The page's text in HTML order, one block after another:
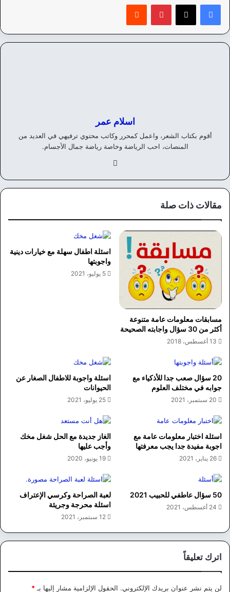
بينتيريست
اسلام عمر
أقوم بكتاب الشعر، واعمل كمحرر وكاتب محتوي ترفيهي في العديد من
المنصات، احب الرياضة وخاصة رياضة جمال الأجسام.
وك
مقالات ذات صلة
مسابقات معلومات عامة متنوعة
أكثر من 30 سؤال واجابته الصحيحة
13 أغسطس، 2018
اسئلة اطفال سهلة مع خيارات دينية
واجوبتها
5 يوليو، 2021
20 سؤال صعب جدا للأذكياء مع
جوابه في مختلف العلوم
20 سبتمبر، 2021
اسئلة واجوبة للاطفال الصغار عن
الحيوانات
25 يوليو، 2021
اسئلة اختبار معلومات عامة مع
اجوبة مفيدة جدا يجب معرفتها
26 يناير، 2021
الغاز جديدة مع الحل شغل مخك
وأجب عليها
19 يونيو، 2020
50 سؤال عاطفي للحبيب 2021
24 أغسطس، 2021
لعبة الصراحة وكرسي الإعتراف
اسئلة محرجة وجريئة
12 سبتمبر، 2021
اترك تعليقاً
لن يتم نشر عنوان بريدك الإلكتروني. الحقول الإلزامية مشار إليها بـ*